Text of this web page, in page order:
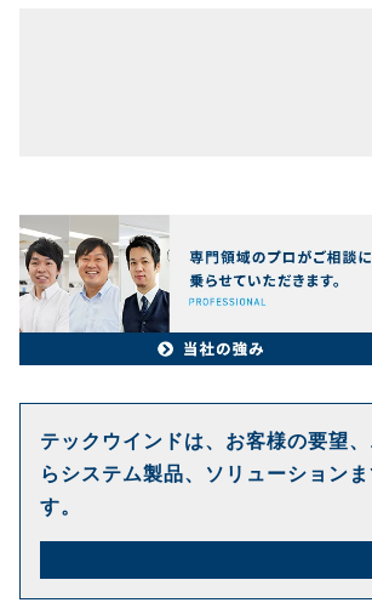
テックウインドは、お客様の要望
らシステム製品、ソリューション
す。